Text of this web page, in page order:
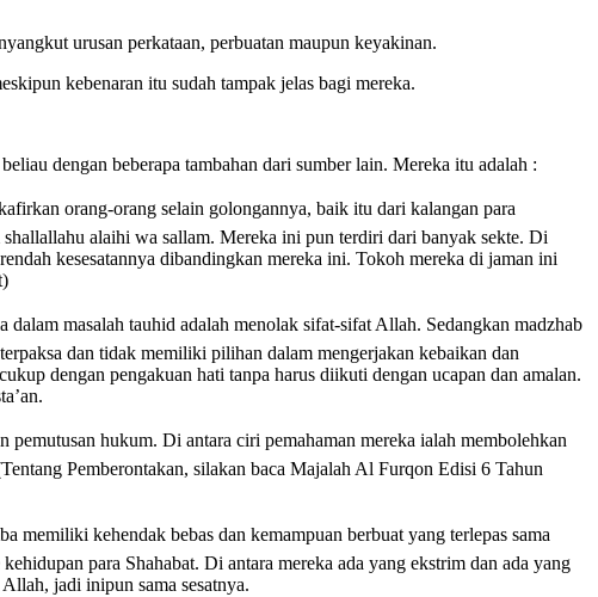
urusan perkataan, perbuatan maupun keyakinan.
kebenaran itu sudah tampak jelas bagi mereka.
dengan beberapa tambahan dari sumber lain. Mereka itu adalah :
orang-orang selain golongannya, baik itu dari kalangan para
alaihi wa sallam. Mereka ini pun terdiri dari banyak sekte. Di
kesesatannya dibandingkan mereka ini. Tokoh mereka di jaman ini
masalah tauhid adalah menolak sifat-sifat Allah. Sedangkan madzhab
dan tidak memiliki pilihan dalam mengerjakan kebaikan dan
dengan pengakuan hati tanpa harus diikuti dengan ucapan dan amalan.
hukum. Di antara ciri pemahaman mereka ialah membolehkan
Pemberontakan, silakan baca Majalah Al Furqon Edisi 6 Tahun
memiliki kehendak bebas dan kemampuan berbuat yang terlepas sama
para Shahabat. Di antara mereka ada yang ekstrim dan ada yang
jadi inipun sama sesatnya.